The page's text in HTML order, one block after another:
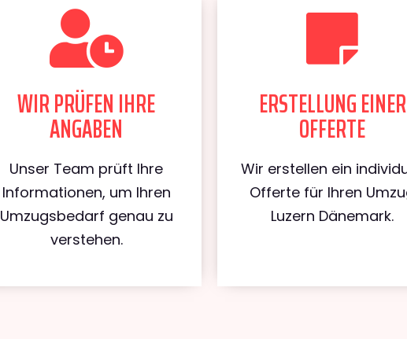
WIR PRÜFEN IHRE
ANGABEN
Unser Team prüft Ihre
Informationen, um Ihren
Umzugsbedarf genau zu
verstehen.
ERSTELLUNG EINER
OFFERTE
Wir erstellen ein
Offerte für Ihren
Luzern Dänemark.